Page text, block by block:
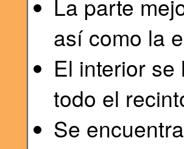
La parte
así como la
El interior
todo el
Se